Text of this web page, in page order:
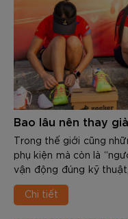
Bao lâu nên thay
Trong thế giới cũng
phụ kiện mà còn là
vận động đúng kỹ
cổ chân, khớp hàng và
đều có độ bền và tuổi
Chi tiết